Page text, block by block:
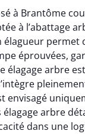
à Brantôme
à l’abattage
élagueur
éprouvées,
élagage arbre
envisagé
élagage arbre
dans une